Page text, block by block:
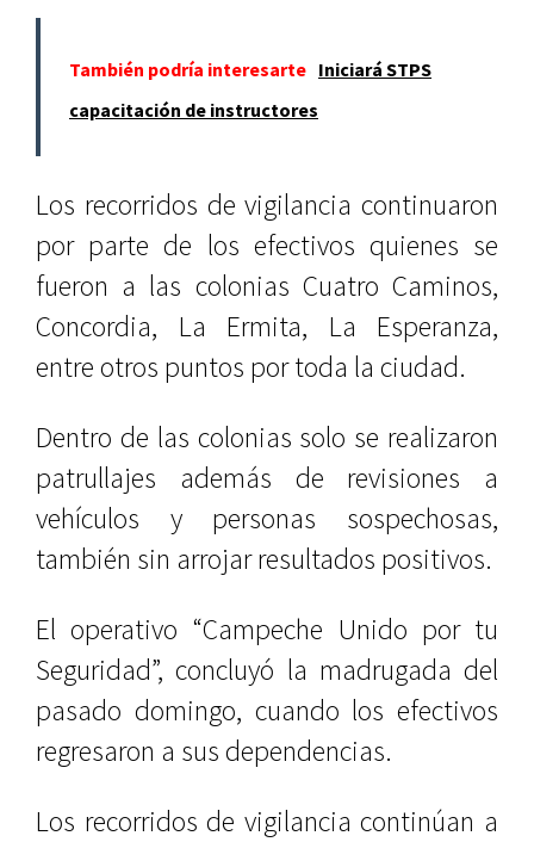
También podría interesarte Iniciará STPS
capacitación de instructores
Los recorridos de vigilancia continuaron
por parte de los efectivos quienes se
fueron a las colonias Cuatro Caminos,
Concordia, La Ermita, La Esperanza,
entre otros puntos por toda la ciudad.
Dentro de las colonias solo se realizaron
patrullajes además de revisiones a
vehículos y personas sospechosas,
también sin arrojar resultados positivos.
El operativo “Campeche Unido por tu
Seguridad”, concluyó la madrugada del
pasado domingo, cuando los efectivos
regresaron a sus dependencias.
Los recorridos de vigilancia continúan a